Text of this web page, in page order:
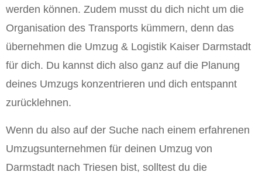
werden können. Zudem musst du dich nicht um die
Organisation des Transports kümmern, denn das
übernehmen die Umzug & Logistik Kaiser Darmstadt
für dich. Du kannst dich also ganz auf die Planung
deines Umzugs konzentrieren und dich entspannt
zurücklehnen.
Wenn du also auf der Suche nach einem erfahrenen
Umzugsunternehmen für deinen Umzug von
Darmstadt nach Triesen bist, solltest du die